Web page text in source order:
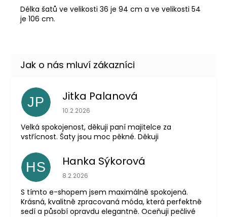
Délka šatů ve velikosti 36 je 94 cm a ve velikosti 54
je 106 cm.
JP Jitka Palanová
Hodnocení obchodu je 5 z 5 hvězdiček.
10.2.2026
Velká spokojenost, děkuji paní majitelce za
vstřícnost. Šaty jsou moc pěkné. Děkuji
HS Hanka Sýkorová
Hodnocení obchodu je 5 z 5 hvězdiček.
8.2.2026
S tímto e-shopem jsem maximálně spokojená.
Krásná, kvalitně zpracovaná móda, která perfektně
sedí a působí opravdu elegantně. Oceňuji pečlivé